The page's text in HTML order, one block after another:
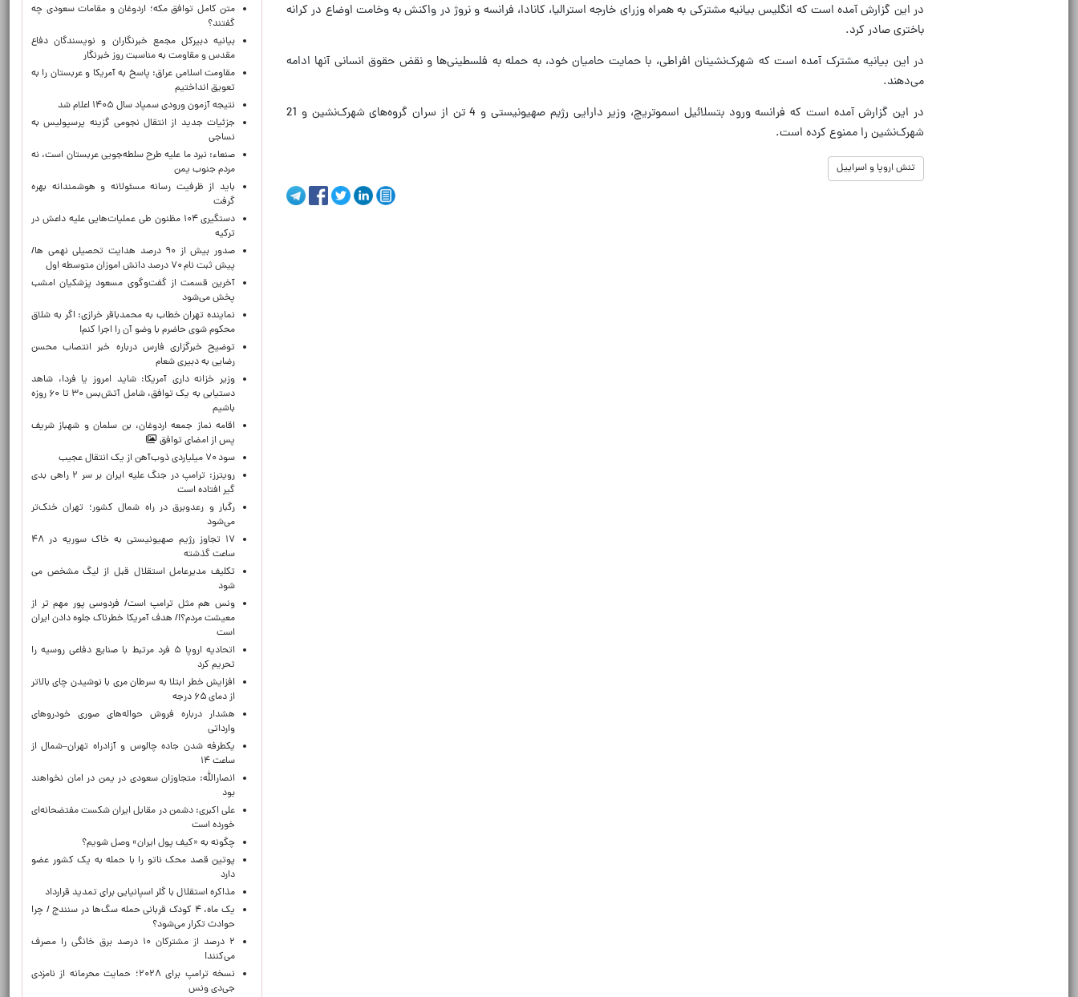
در این گزارش آمده است که انگلیس بیانیه مشترکی به همراه وزرای خارجه استرالیا، کانادا، فرانسه و نروژ در واکنش به وخامت اوضاع در کرانه
باختری صادر کرد.
در این بیانیه مشترک آمده است که شهرک‌نشینان افراطی، با حمایت حامیان خود، به حمله به فلسطینی‌ها و نقض حقوق انسانی آنها ادامه
می‌دهند.
در این گزارش آمده است که فرانسه ورود بتسلائیل اسموتریچ، وزیر دارایی رژیم صهیونیستی و 4 تن از سران گروه‌های شهرک‌نشین و 21
شهرک‌نشین را ممنوع کرده است.
تنش اروپا و اسراییل
متن کامل توافق مکه؛ اردوغان و مقامات سعودی چه
گفتند؟
بیانیه دبیرکل مجمع خبرنگاران و نویسندگان دفاع
مقدس و مقاومت به مناسبت روز خبرنگار
مقاومت اسلامی عراق: پاسخ به آمریکا و عربستان را به
تعویق انداختیم
نتیجه آزمون ورودی سمپاد سال ۱۴۰۵ اعلام شد
جزئیات جدید از انتقال نجومی گزینه پرسپولیس به
نساجی
صنعاء: نبرد ما علیه طرح سلطه‌جویی عربستان است، نه
مردم جنوب یمن
باید از ظرفیت رسانه مسئولانه و هوشمندانه بهره
گرفت
دستگیری ۱۰۴ مظنون طی عملیات‌هایی علیه داعش در
ترکیه
صدور بیش از ۹۰ درصد هدایت تحصیلی نهمی ها/
پیش ثبت نام ۷۰ درصد دانش اموزان متوسطه اول
آخرین قسمت از گفت‌وگوی مسعود پزشکیان امشب
پخش می‌شود
نماینده تهران خطاب به محمدباقر خرازی: اگر به شلاق
محکوم شوی حاضرم با وضو آن را اجرا کنم!
توضیح خبرگزاری فارس درباره خبر انتصاب محسن
رضایی به دبیری شعام
وزیر خزانه داری آمریکا: شاید امروز یا فردا، شاهد
دستیابی به یک توافق، شامل آتش‌بس ۳۰ تا ۶۰ روزه
باشیم
اقامه نماز جمعه اردوغان، بن ‌سلمان و شهباز شریف
پس از امضای توافق
سود ۷۰ میلیاردی ذوب‌آهن از یک انتقال عجیب
رویترز: ترامپ در جنگ علیه ایران بر سر ۲ راهی بدی
گیر افتاده است
رگبار و رعدوبرق در راه شمال کشور؛ تهران خنک‌تر
می‌شود
۱۷ تجاوز رژیم صهیونیستی به خاک سوریه در ۴۸
ساعت گذشته
تکلیف مدیرعامل استقلال قبل از لیگ مشخص می
شود
ونس هم مثل ترامپ است/ فردوسی پور مهم تر از
معیشت مردم؟!/ هدف آمریکا خطرناک جلوه دادن ایران
است
اتحادیه اروپا ۵ فرد مرتبط با صنایع دفاعی روسیه را
تحریم کرد
افزایش خطر ابتلا به سرطان مری با نوشیدن چای بالاتر
از دمای ۶۵ درجه
هشدار درباره فروش حواله‌های صوری خودروهای
وارداتی
یکطرفه شدن جاده چالوس و آزادراه تهران–شمال از
ساعت ۱۴
انصارالله: متجاوزان سعودی در یمن در امان نخواهند
بود
علی اکبری: دشمن در مقابل ایران شکست مفتضحانه‌ای
خورده است
چگونه به «کیف پول ایران» وصل شویم؟
پوتین قصد محک ناتو را با حمله به یک کشور عضو
دارد
مذاکره استقلال با گلر اسپانیایی برای تمدید قرارداد
یک ماه، ۴ کودک قربانی حمله سگ‌ها در سنندج / چرا
حوادث تکرار می‌شود؟
۲ درصد از مشترکان ۱۰ درصد برق خانگی را مصرف
می‌کنند!
نسخه ترامپ برای ۲۰۲۸؛ حمایت محرمانه از نامزدی
جی‌دی ونس